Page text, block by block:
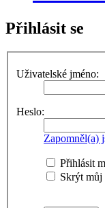
Přihlásit se
Uživatelské jméno:
Heslo:
Zapomněl(a)
Přihlásit
Skrýt můj